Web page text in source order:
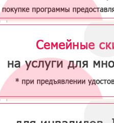
Наименование
Микроскопическое исследование
Мазок из уретры на флору